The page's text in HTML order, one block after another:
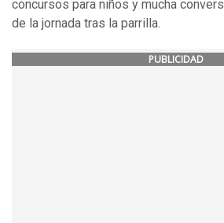
concursos para niños y mucha
de la jornada tras la parrilla.
PUBLICIDAD